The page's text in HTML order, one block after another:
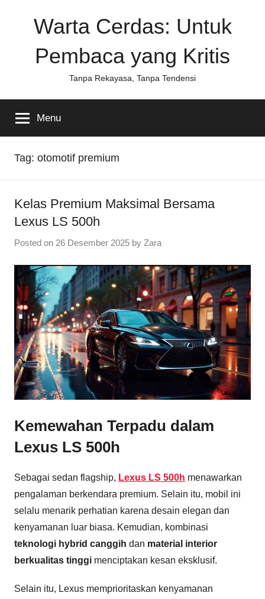
Warta Cerdas: Untuk
Pembaca yang Kritis
Tanpa Rekayasa, Tanpa Tendensi
Menu
Tag: otomotif premium
Kelas Premium Maksimal Bersama
Lexus LS 500h
Posted on 26 Desember 2025 by Zara
Kemewahan Terpadu dalam
Lexus LS 500h
Sebagai sedan flagship, Lexus LS 500h menawarkan
pengalaman berkendara premium. Selain itu, mobil ini
selalu menarik perhatian karena desain elegan dan
kenyamanan luar biasa. Kemudian, kombinasi
teknologi hybrid canggih dan material interior
berkualitas tinggi menciptakan kesan eksklusif.
Selain itu, Lexus memprioritaskan kenyamanan